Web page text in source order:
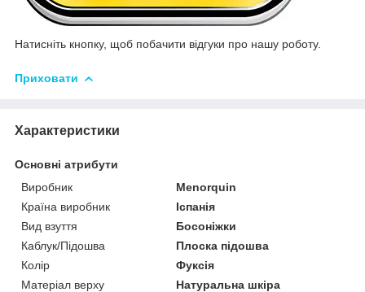
Натисніть кнопку, щоб побачити відгуки про нашу роботу.
Приховати
Характеристики
Основні атрибути
Виробник
Menorquin
Країна виробник
Іспанія
Вид взуття
Босоніжки
Каблук/Підошва
Плоска підошва
Колір
Фуксія
Матеріал верху
Натуральна шкіра